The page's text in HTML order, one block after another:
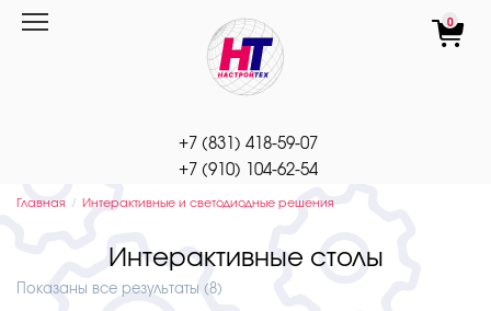
Перейти
+7 (831) 418-59-07
+7 (910) 104-62-54
0
Главная Интерактивные и светодиодные решения
Интерактивные столы
Показаны все результаты (8)